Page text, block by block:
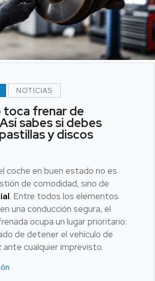
NOTICIAS
toca frenar de
sabes si debes
y discos
coche en buen estado no es
de comodidad, sino de
. Entre todos los elementos
una conducción segura, el
ocupa un lugar prioritario:
de detener el vehículo de
cualquier imprevisto.